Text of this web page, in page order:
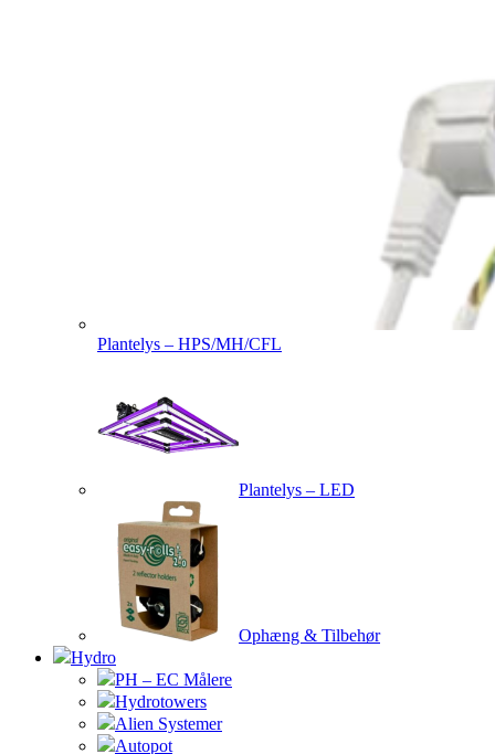
Plantelys – HPS/MH/CFL
Plantelys – LED
Ophæng & Tilbehør
Hydro
PH – EC Målere
Hydrotowers
Alien Systemer
Autopot